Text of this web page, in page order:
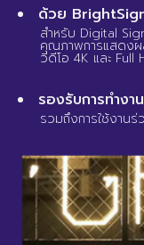
ด้วย
สำหรับ Digital
คุณภาพการแสดง
วีดีโอ 4K และ Full
รองรับการทำงา
รวมถึงการใช้งาน